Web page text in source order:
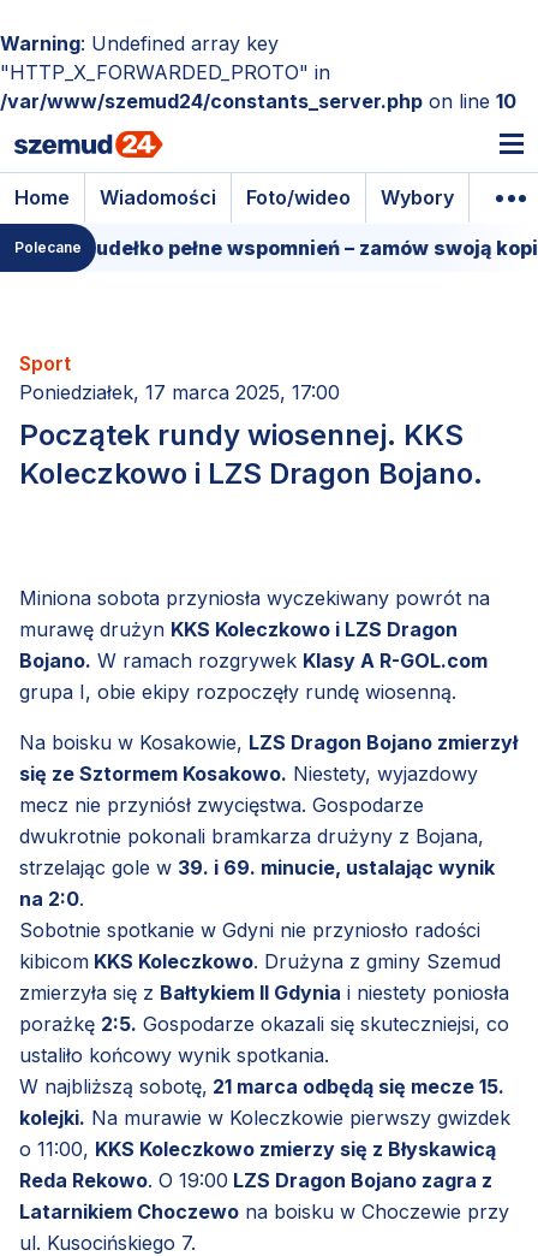
Warning: Undefined array key
"HTTP_X_FORWARDED_PROTO" in
/var/www/szemud24/constants_server.php on line 10
Home Wiadomości Foto/wideo Wybory
Polecanepudełko pełne wspomnień – zamów swoją kopię!
Sport
Poniedziałek, 17 marca 2025, 17:00
Początek rundy wiosennej. KKS
Koleczkowo i LZS Dragon Bojano.
Miniona sobota przyniosła wyczekiwany powrót na
murawę drużyn KKS Koleczkowo i LZS Dragon
Bojano. W ramach rozgrywek Klasy A R-GOL.com
grupa I, obie ekipy rozpoczęły rundę wiosenną.
Na boisku w Kosakowie, LZS Dragon Bojano zmierzył
się ze Sztormem Kosakowo. Niestety, wyjazdowy
mecz nie przyniósł zwycięstwa. Gospodarze
dwukrotnie pokonali bramkarza drużyny z Bojana,
strzelając gole w 39. i 69. minucie, ustalając wynik
na 2:0.
Sobotnie spotkanie w Gdyni nie przyniosło radości
kibicom KKS Koleczkowo. Drużyna z gminy Szemud
zmierzyła się z Bałtykiem II Gdynia i niestety poniosła
porażkę 2:5. Gospodarze okazali się skuteczniejsi, co
ustaliło końcowy wynik spotkania.
W najbliższą sobotę, 21 marca odbędą się mecze 15.
kolejki. Na murawie w Koleczkowie pierwszy gwizdek
o 11:00, KKS Koleczkowo zmierzy się z Błyskawicą
Reda Rekowo. O 19:00 LZS Dragon Bojano zagra z
Latarnikiem Choczewo na boisku w Choczewie przy
ul. Kusocińskiego 7.